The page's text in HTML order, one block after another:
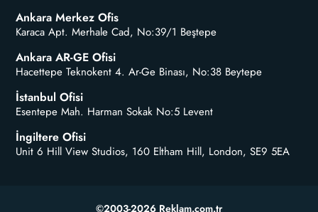
Ankara Merkez Ofis
Karaca Apt. Merhale Cad, No:39/1 Beştepe
Ankara AR-GE Ofisi
Hacettepe Teknokent 4. Ar-Ge Binası, No:38 Beytepe
İstanbul Ofisi
Esentepe Mah. Harman Sokak No:5 Levent
İngiltere Ofisi
Unit 6 Hill View Studios, 160 Eltham Hill, London, SE9 5EA
©2003-2026 Reklam.com.tr